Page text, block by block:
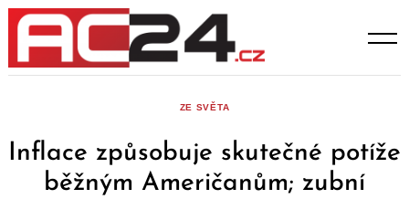
Skip
content
ZE SVĚTA
Inflace způsobuje skutečné potíže
běžným Američanům; zubní